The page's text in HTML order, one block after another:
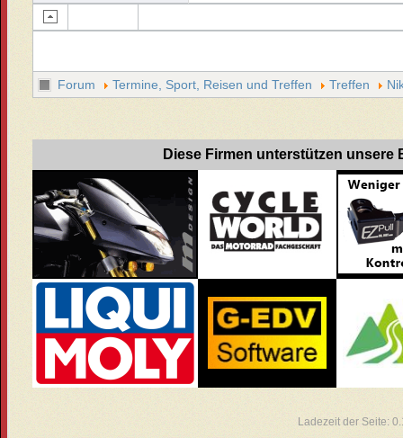
Forum Termine, Sport, Reisen und Treffen Treffen
Diese Firmen unterstützen unsere
Ladezeit der Seite: